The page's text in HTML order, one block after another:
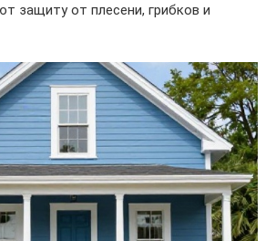
защиту от плесени, грибков и